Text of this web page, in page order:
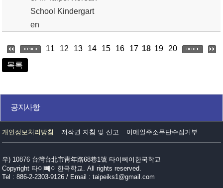
School Kindergart
en
11 12 13 14 15 16 17 18 19
20
목록
공지사항
개인정보처리방침 저작권 지침 및 신고 이메일주소무단수집거부
우) 10876 台灣台北市靑年路68巷1號 타이뻬이한국학교
Copyright 타이뻬이한국학교. All rights reserved.
Tel : 886-2-2303-9126 / Email : taipeiks1@gmail.com